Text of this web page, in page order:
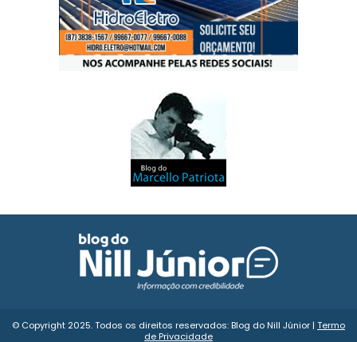
© Copyright 2025. Todos os direitos reservados: Blog do Nill Júnior | Termo
de Privacidade